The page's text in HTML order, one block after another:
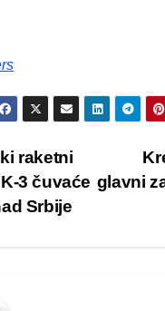
glavni
raketni
3 čuvaće
Srbije